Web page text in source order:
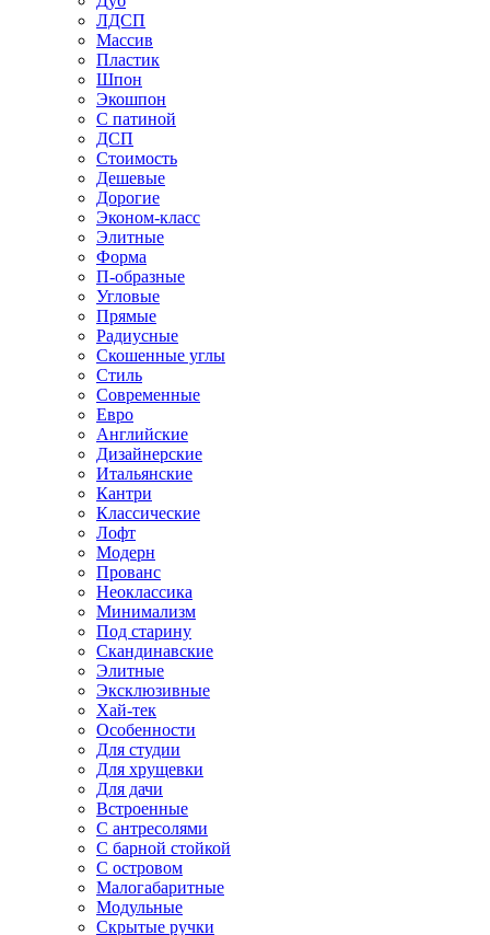
ЛДСП
Массив
Пластик
Шпон
Экошпон
С патиной
ДСП
Стоимость
Дешевые
Дорогие
Эконом-класс
Элитные
Форма
П-образные
Угловые
Прямые
Радиусные
Скошенные углы
Стиль
Современные
Евро
Английские
Дизайнерские
Итальянские
Кантри
Классические
Лофт
Модерн
Прованс
Неоклассика
Минимализм
Под старину
Скандинавские
Элитные
Эксклюзивные
Хай-тек
Особенности
Для студии
Для хрущевки
Для дачи
Встроенные
С антресолями
С барной стойкой
С островом
Малогабаритные
Модульные
Скрытые ручки